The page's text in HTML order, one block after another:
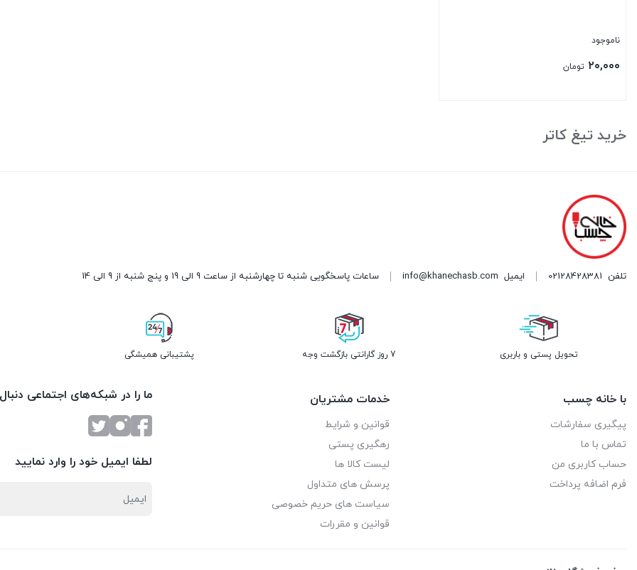
ناموجود
۲۰,۰۰۰ تومان
خرید تیغ کاتر
تلفن 02128428381 ایمیل info@khanechasb.com ساعات پاسخگویی شنبه تا چهارشنبه از ساعت 9 الی 19 و پنج شنبه از 9 الی 14
تحویل پستی و باربری 7 روز گارانتی بازگشت وجه پشتیبانی همیشگی
با خانه چسب
پیگیری سفارشات
تماس با ما
حساب کاربری من
فرم اضافه پرداخت
خدمات مشتریان
قوانین و شرایط
رهگیری پستی
لیست کالا ها
پرسش های متداول
سیاست های حریم خصوصی
قوانین و مقررات
ما را در شبکه‌های اجتماعی
لطفا ایمیل خود را وارد نمایید